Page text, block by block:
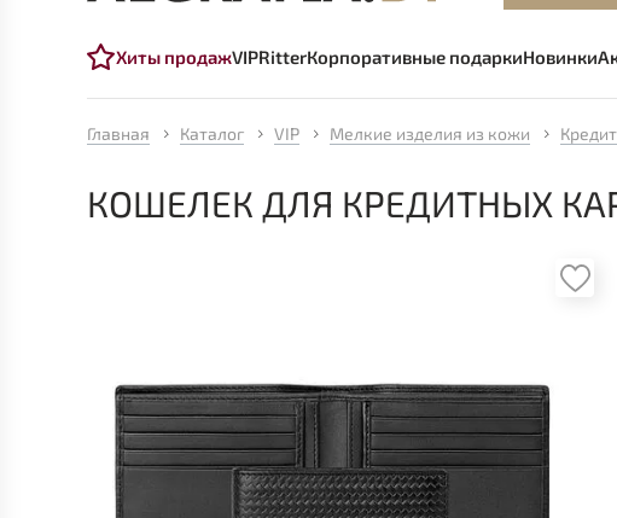
Хиты продажVIPRitterКорпоративные подаркиНовинки
Главная Каталог VIP Мелкие изделия из кожи
КОШЕЛЕК ДЛЯ КРЕДИТНЫХ КАРТ